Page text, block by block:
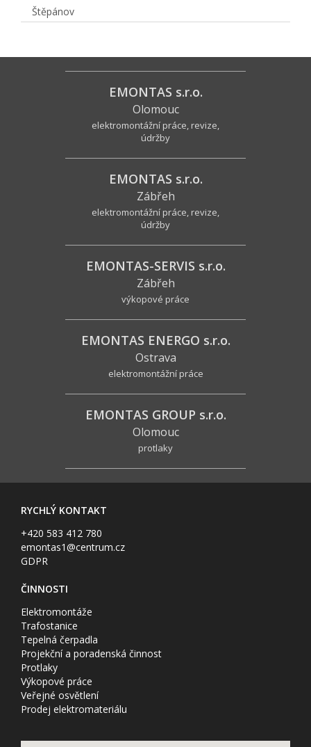
Štěpánov
EMONTAS s.r.o.
Olomouc
elektromontážní práce, revize,
údržby
EMONTAS s.r.o.
Zábřeh
elektromontážní práce, revize,
údržby
EMONTAS-SERVIS s.r.o.
Zábřeh
výkopové práce
EMONTAS ENERGO s.r.o.
Ostrava
elektromontážní práce
EMONTAS GROUP s.r.o.
Olomouc
protlaky
RYCHLÝ KONTAKT
+420 583 412 780
emontas1@centrum.cz
GDPR
ČINNOSTI
Elektromontáže
Trafostanice
Tepelná čerpadla
Projekční a poradenská činnost
Protlaky
Výkopové práce
Veřejné osvětlení
Prodej elektromateriálu